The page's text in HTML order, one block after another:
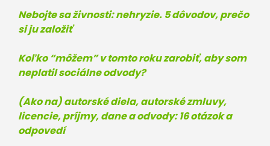
Nebojte sa živnosti: nehryzie. 5 dôvodov, prečo
si ju založiť
Koľko “môžem” v tomto roku zarobiť, aby som
neplatil sociálne odvody?
(Ako na) autorské diela, autorské zmluvy,
licencie, príjmy, dane a odvody: 16 otázok a
odpovedí